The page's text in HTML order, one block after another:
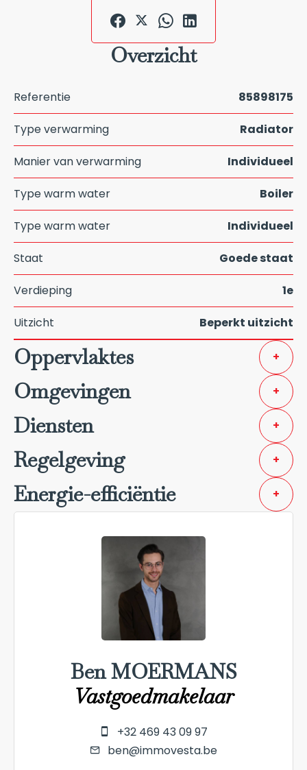
Overzicht
Referentie 85898175
Type verwarming Radiator
Manier van verwarming Individueel
Type warm water Boiler
Type warm water Individueel
Staat Goede staat
Verdieping 1e
Uitzicht Beperkt uitzicht
Oppervlaktes +
Omgevingen +
Diensten +
Regelgeving +
Energie-efficiëntie +
Ben MOERMANS
Vastgoedmakelaar
+32 469 43 09 97
ben@immovesta.be